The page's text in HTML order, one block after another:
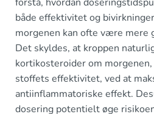
både effektivitet og
morgenen kan ofte være mere
Det skyldes, at kroppen
kortikosteroider om
stoffets effektivitet, ved at
antiinflammatoriske effekt.
dosering potentielt øge